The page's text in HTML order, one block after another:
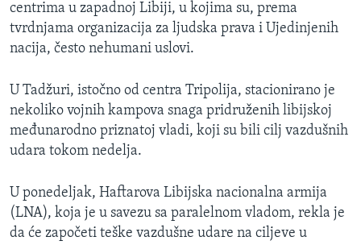
centrima u zapadnoj Libiji, u kojima su, prema
tvrdnjama organizacija za ljudska prava i Ujedinjenih
nacija, često nehumani uslovi.
U Tadžuri, istočno od centra Tripolija, stacionirano je
nekoliko vojnih kampova snaga pridruženih libijskoj
međunarodno priznatoj vladi, koji su bili cilj vazdušnih
udara tokom nedelja.
U ponedeljak, Haftarova Libijska nacionalna armija
(LNA), koja je u savezu sa paralelnom vladom, rekla je
da će započeti teške vazdušne udare na ciljeve u